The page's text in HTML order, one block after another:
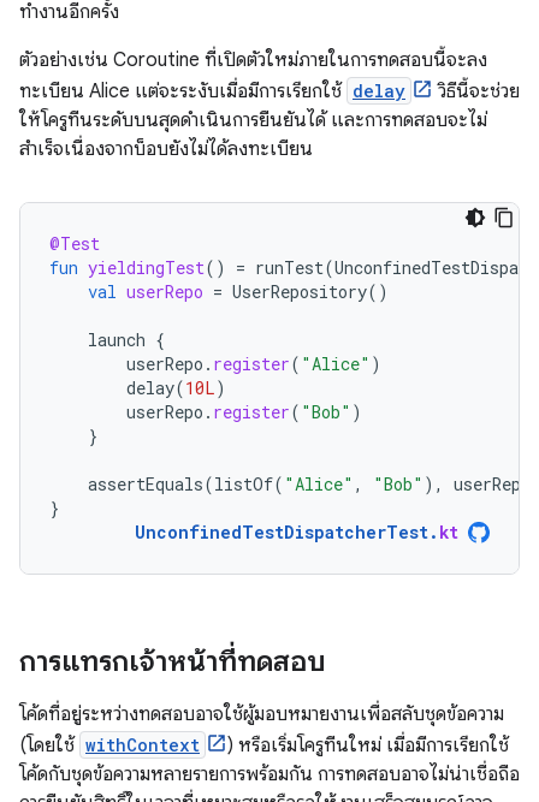
ทำงานอีกครั้ง
ตัวอย่างเช่น Coroutine ที่เปิดตัวใหม่ภายในการทดสอบนี้จะลง
ทะเบียน Alice แต่จะระงับเมื่อมีการเรียกใช้ delay
วิธีนี้จะช่วย
ให้โครูทีนระดับบนสุดดำเนินการยืนยันได้ และการทดสอบจะไม่
สำเร็จเนื่องจากบ็อบยังไม่ได้ลงทะเบียน
@Test
fun yieldingTest() = runTest(
val userRepo = UserRepository()
launch {
userRepo . register( "Alice" )
delay(10L)
userRepo . register( "Bob" )
}
assertEquals(listOf( "Alice" , "Bob" ), userRepo
}
UnconfinedTestDispatcherTest. kt
การแทรกเจ้าหน้าที่ทดสอบ
โค้ดที่อยู่ระหว่างทดสอบอาจใช้ผู้มอบหมายงานเพื่อสลับชุดข้อความ
(โดยใช้ withContext
) หรือเริ่มโครูทีนใหม่ เมื่อมีการเรียกใช้
โค้ดกับชุดข้อความหลายรายการพร้อมกัน การทดสอบอาจไม่น่าเชื่อถือ